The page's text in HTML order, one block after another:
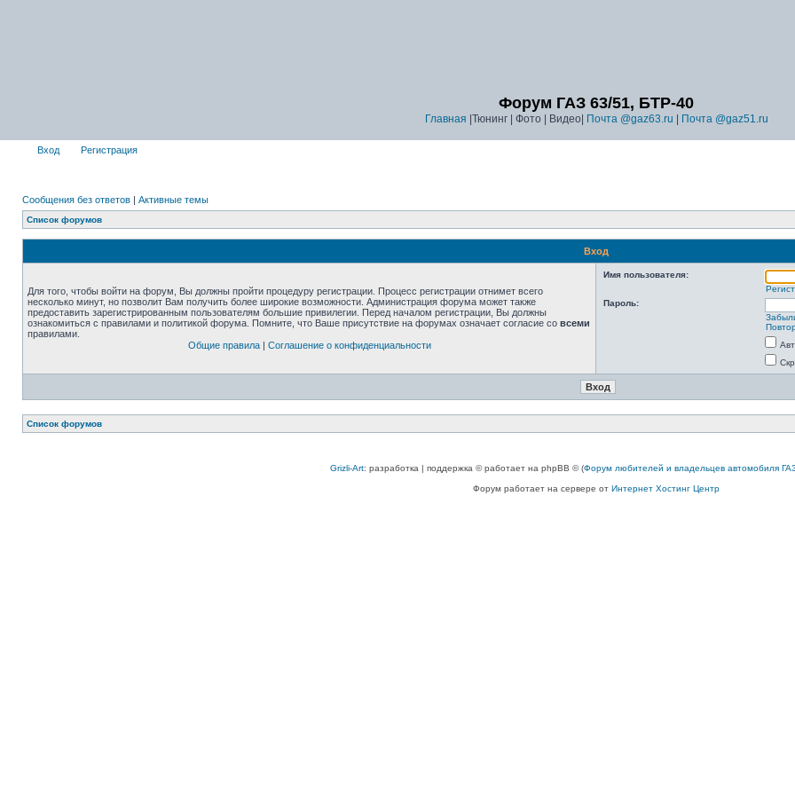
Форум ГАЗ 63/51, БТР-40
Главная |Тюнинг | Фото | Видео| Почта @gaz63.ru Почта @gaz51.ru
Вход Регистрация
Сообщения без ответов | Активные темы
Список форумов
Вход
Для того, чтобы войти на форум, Вы должны пройти процедуру регистрации. Процесс регистрации отнимет всего
несколько минут, но позволит Вам получить более широкие возможности. Администрация форума может также
предоставить зарегистрированным пользователям большие привилегии. Перед началом регистрации, Вы должны
ознакомиться с правилами и политикой форума. Помните, что Ваше присутствие на форумах означает согласие со всеми
правилами.
Общие правила| Соглашение о конфиденциальности
Имя пользователя:
Пароль:
Список форумов
Grizli-Art: разработка | поддержка © работает на phpBB © (Форум любителей и владельцев автомобиля
Форум работает на сервере от Интернет Хостинг Центр